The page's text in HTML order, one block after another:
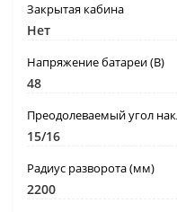
Закрытая кабина
Нет
Напряжение батареи (В)
48
Преодолеваемый угол
15/16
Радиус разворота (мм)
2200